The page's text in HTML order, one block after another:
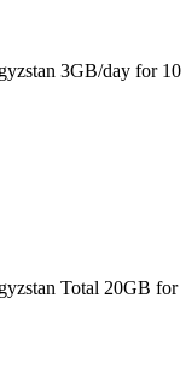
3GB/day for 10
Total 20GB for